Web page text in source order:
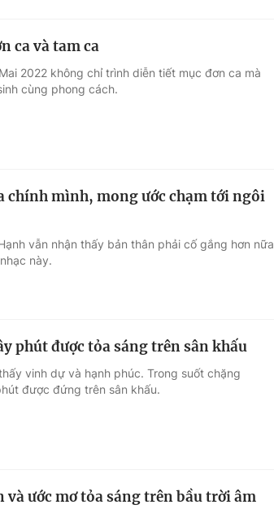
ca và tam ca
2022 không chỉ trình diễn tiết mục đơn ca mà
cùng phong cách.
chính mình, mong ước chạm tới ngôi
vẫn nhận thấy bản thân phải cố gắng hơn nữa
này.
phút được tỏa sáng trên sân khấu
vinh dự và hạnh phúc. Trong suốt chặng
được đứng trên sân khấu.
và ước mơ tỏa sáng trên bầu trời âm